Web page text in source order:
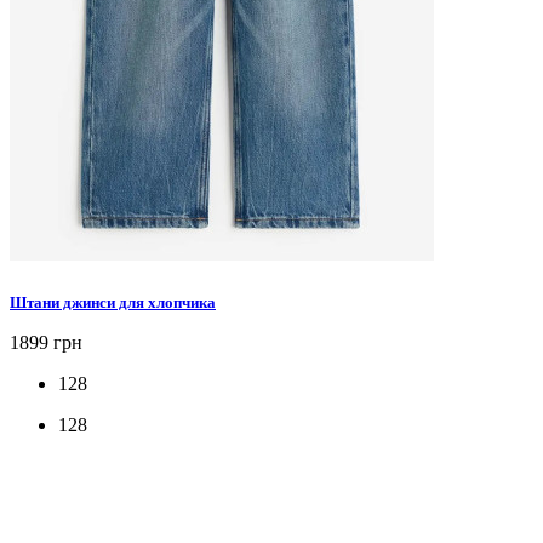
Штани джинси для хлопчика
1899 грн
128
128